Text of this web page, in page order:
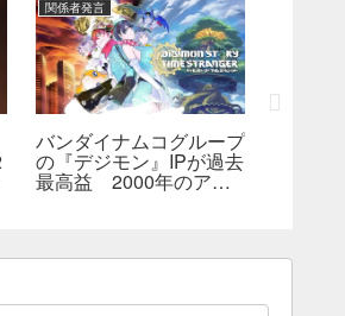
関係者発言
バンダイナムコグループ
の『デジモン』IPが過去
最高益 2000年のアニ